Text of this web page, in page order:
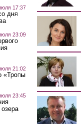
17:37
дня
23:09
21:02
«Тропы
23:45